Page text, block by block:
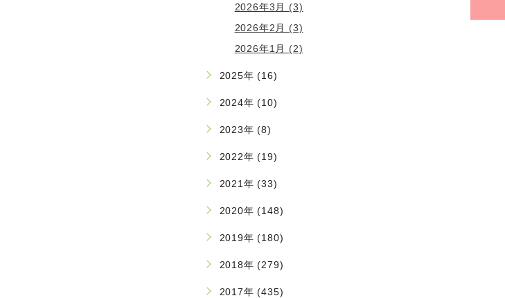
2026年3月 (3)
2026年2月 (3)
2026年1月 (2)
2025年 (16)
2024年 (10)
2023年 (8)
2022年 (19)
2021年 (33)
2020年 (148)
2019年 (180)
2018年 (279)
2017年 (435)